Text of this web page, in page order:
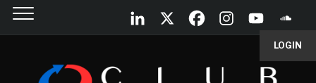
LOGIN